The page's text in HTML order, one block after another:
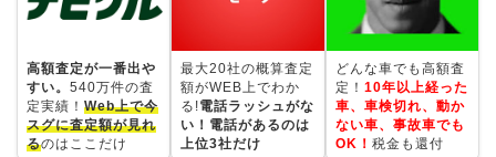
高額査定が一番出や
すい。 540万件の査
定実績！ Web上で今
スグに査定額が見れ
るのはここだけ
最大20社の概算査定
額がWEB上でわか
る!電話ラッシュがな
い！電話があるのは
上位3社だけ
どんな車でも高額査
定！ 10年以上経った
車、車検切れ、動か
ない車、事故車でも
OK！ 税金も還付